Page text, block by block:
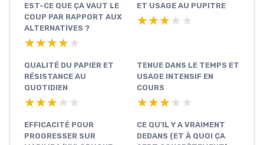
EST-CE QUE ÇA VAUT LE
COUP PAR RAPPORT AUX
ALTERNATIVES ?
★★★★★
★★★★★
ET USAGE AU PUPITRE
★★★★★
★★★★★
QUALITÉ DU PAPIER ET
RÉSISTANCE AU
QUOTIDIEN
★★★★★
★★★★★
TENUE DANS LE TEMPS ET
USAGE INTENSIF EN
COURS
★★★★★
★★★★★
EFFICACITÉ POUR
PROGRESSER SUR
CE QU’IL Y A VRAIMENT
DEDANS (ET À QUOI ÇA